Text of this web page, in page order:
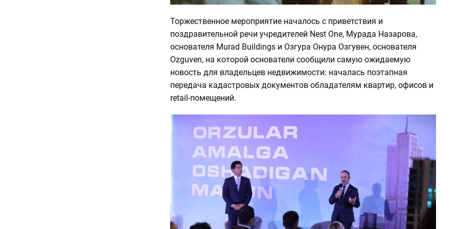
Торжественное мероприятие началось с приветствия и
поздравительной речи учредителей Nest One, Мурада Назарова,
основателя Murad Buildings и Озгура Онура Озгувен, основателя
Ozguven, на которой основатели сообщили самую ожидаемую
новость для владельцев недвижимости: началась поэтапная
передача кадастровых документов обладателям квартир, офисов и
retail-помещений.